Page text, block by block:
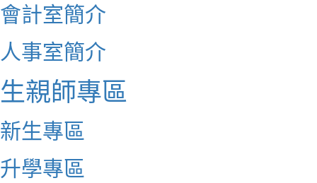
會計室簡介
人事室簡介
生親師專區
新生專區
升學專區